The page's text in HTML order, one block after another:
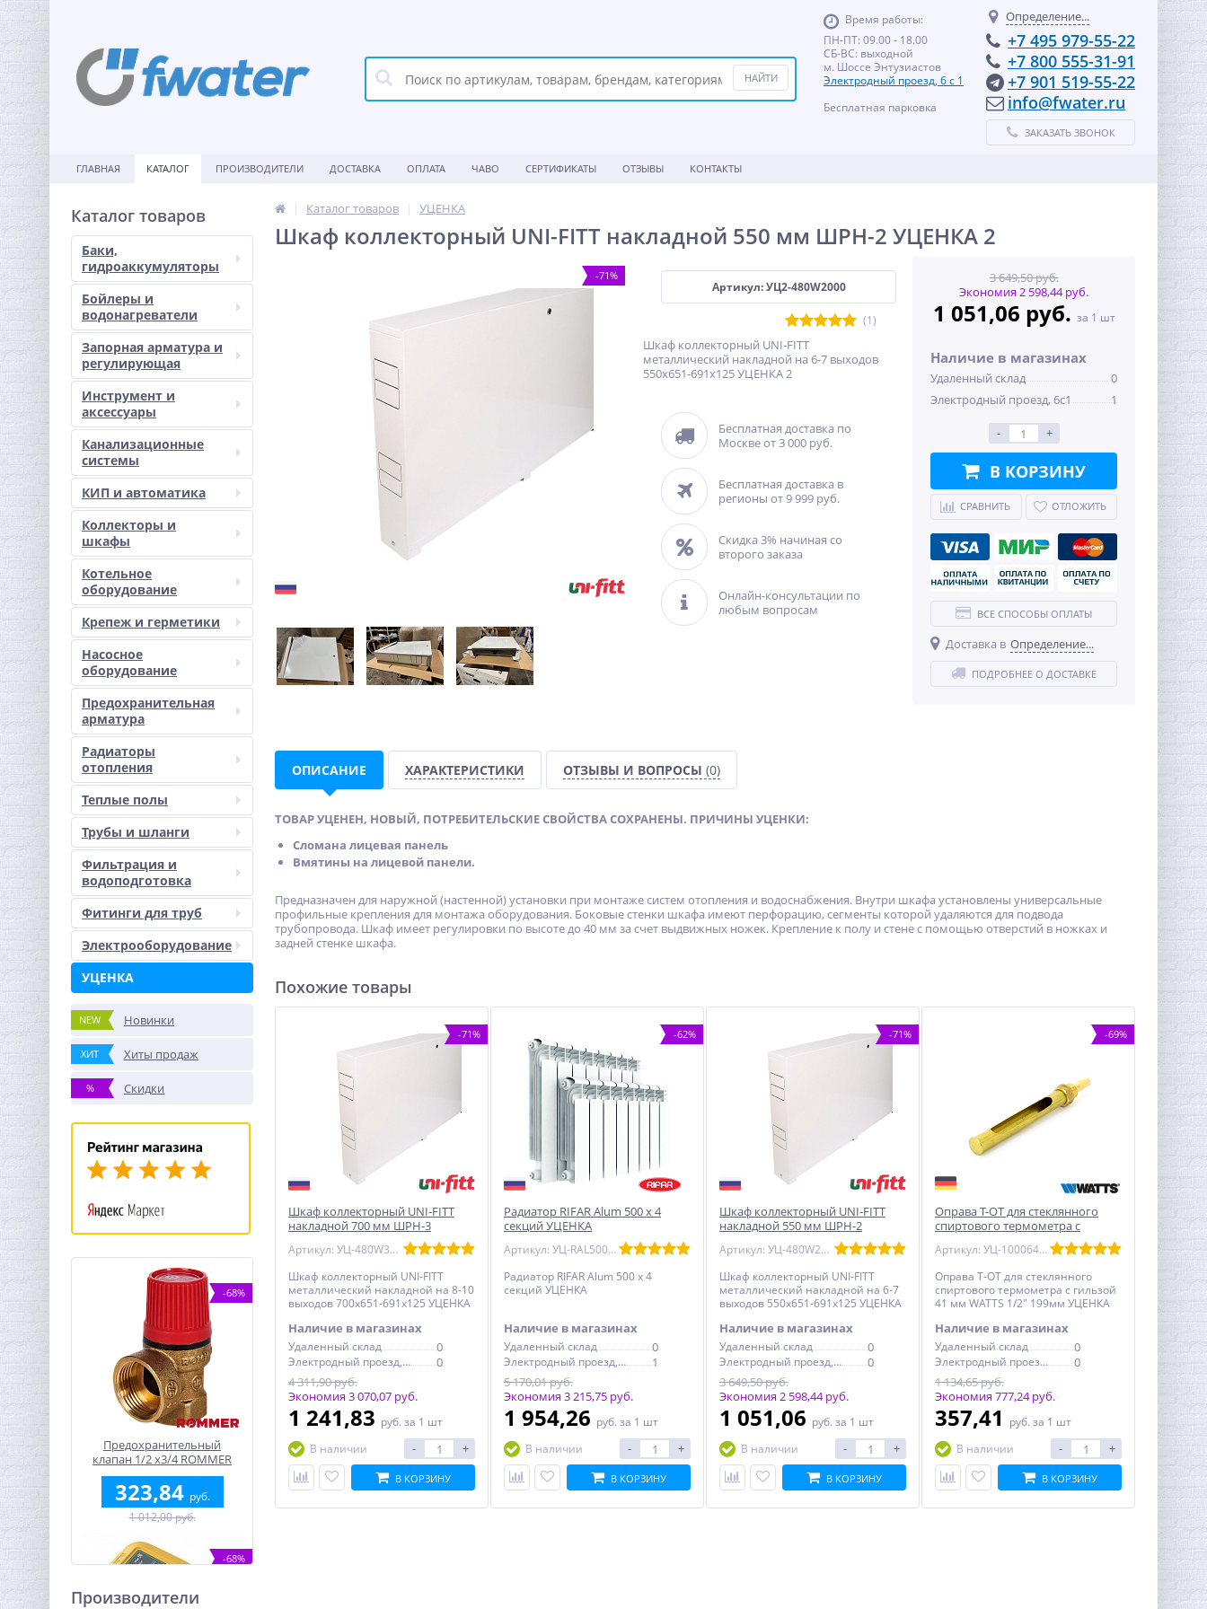
Время работы:
ПН-ПТ: 09.00 - 18.00
СБ-ВС: выходной
м. Шоссе Энтузиастов
Электродный проезд, 6 с 1
Бесплатная парковка
Определение...
+7 495 979-55-22
+7 800 555-31-91
+7 901 519-55-22
info@fwater.ru
ЗАКАЗАТЬ ЗВОНОК
ГЛАВНАЯ КАТАЛОГ ПРОИЗВОДИТЕЛИ ДОСТАВКА ОПЛАТА ЧАВО СЕРТИФИКАТЫ ОТЗЫВЫ КОНТАКТЫ
Каталог товаров
Баки,
гидроаккумуляторы
Бойлеры и
водонагреватели
Запорная арматура и
регулирующая
Инструмент и
аксессуары
Канализационные
системы
КИП и автоматика
Коллекторы и
шкафы
Котельное
оборудование
Крепеж и герметики
Насосное
оборудование
Предохранительная
арматура
Радиаторы
отопления
Теплые полы
Трубы и шланги
Фильтрация и
водоподготовка
Фитинги для труб
Электрооборудование
УЦЕНКА
NEW Новинки
ХИТ Хиты продаж
% Скидки
-68%
Предохранительный
клапан 1/2 x3/4 ROMMER
для отопления 1,5 бар
323,84 руб.
1 012,00 руб.
-68%
Производители
Каталог товаров УЦЕНКА
Шкаф коллекторный UNI-FITT накладной 550 мм ШРН-2 УЦЕНКА 2
-71%
Артикул: УЦ2-480W2000
(1)
Шкаф коллекторный UNI-FITT
металлический накладной на 6-7 выходов
550х651-691х125 УЦЕНКА 2
Бесплатная доставка по
Москве от 3 000 руб.
Бесплатная доставка в
регионы от 9 999 руб.
Скидка 3% начиная со
второго заказа
Онлайн-консультации по
любым вопросам
3 649,50 руб.
Экономия 2 598,44 руб.
1 051,06 руб. за 1 шт
Наличие в магазинах
Удаленный склад
0
Электродный проезд, 6с1
1
- +
В КОРЗИНУ
СРАВНИТЬ ОТЛОЖИТЬ
ВСЕ СПОСОБЫ ОПЛАТЫ
Доставка в Определение...
ПОДРОБНЕЕ О ДОСТАВКЕ
ОПИСАНИЕ ХАРАКТЕРИСТИКИ ОТЗЫВЫ И ВОПРОСЫ (0)
ТОВАР УЦЕНЕН, НОВЫЙ, ПОТРЕБИТЕЛЬСКИЕ СВОЙСТВА СОХРАНЕНЫ. ПРИЧИНЫ УЦЕНКИ:
Сломана лицевая панель
Вмятины на лицевой панели.
Предназначен для наружной (настенной) установки при монтаже систем отопления и водоснабжения. Внутри шкафа установлены универсальные
профильные крепления для монтажа оборудования. Боковые стенки шкафа имеют перфорацию, сегменты которой удаляются для подвода
трубопровода. Шкаф имеет регулировки по высоте до 40 мм за счет выдвижных ножек. Крепление к полу и стене с помощью отверстий в ножках и
задней стенке шкафа.
Похожие товары
-71%
Шкаф коллекторный UNI-FITT
накладной 700 мм ШРН-3
Артикул: УЦ-480W3000
Шкаф коллекторный UNI-FITT
металлический накладной на 8-10
выходов 700х651-691х125 УЦЕНКА
Наличие в магазинах
Удаленный склад 0
Электродный проезд, 6с1
0
4 311,90 руб.
Экономия 3 070,07 руб.
1 241,83 руб. за 1 шт
В наличии
- +
В КОРЗИНУ
-62%
Радиатор RIFAR Alum 500 х 4
секций УЦЕНКА
Артикул: УЦ-RAL50004
Радиатор RIFAR Alum 500 х 4
секций УЦЕНКА
Наличие в магазинах
Удаленный склад 0
Электродный проезд, 6с1
1
5 170,01 руб.
Экономия 3 215,75 руб.
1 954,26 руб. за 1 шт
В наличии
- +
В КОРЗИНУ
-71%
Шкаф коллекторный UNI-FITT
накладной 550 мм ШРН-2
Артикул: УЦ-480W2000
Шкаф коллекторный UNI-FITT
металлический накладной на 6-7
выходов 550х651-691х125 УЦЕНКА
Наличие в магазинах
Удаленный склад 0
Электродный проезд, 6с1
0
3 649,50 руб.
Экономия 2 598,44 руб.
1 051,06 руб. за 1 шт
В наличии
- +
В КОРЗИНУ
-69%
Оправа T-OT для стеклянного
спиртового термометра с
гильзой 41 мм WATTS 1/2" 199мм
УЦЕНКА
Артикул: УЦ-10006408
Оправа T-OT для стеклянного
спиртового термометра с гильзой
41 мм WATTS 1/2" 199мм УЦЕНКА
Наличие в магазинах
Удаленный склад 0
Электродный проезд, 6с1
0
1 134,65 руб.
Экономия 777,24 руб.
357,41 руб. за 1 шт
В наличии
- +
В КОРЗИНУ